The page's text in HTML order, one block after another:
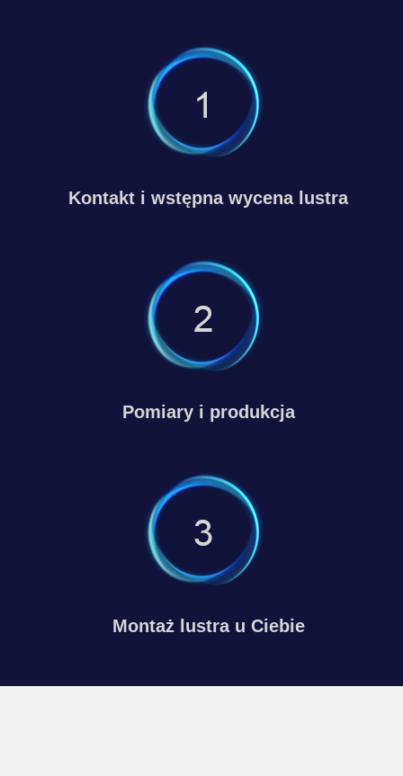
Kontakt i wstępna wycena lustra
Pomiary i produkcja
Montaż lustra u Ciebie